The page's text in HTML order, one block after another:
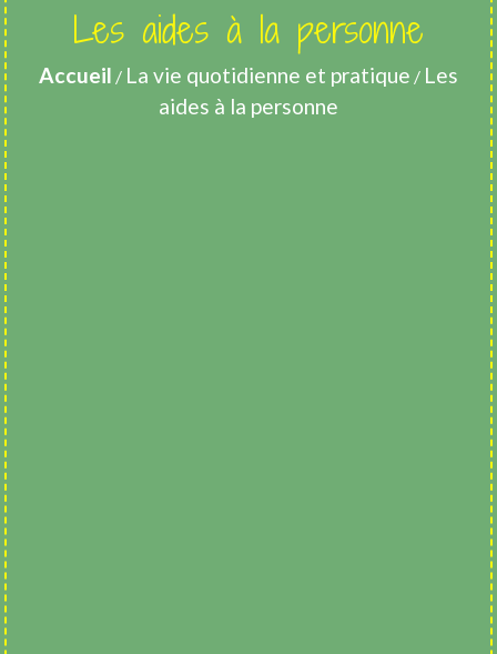
Les aides à la personne
Accueil / La vie quotidienne et pratique / Les
aides à la personne